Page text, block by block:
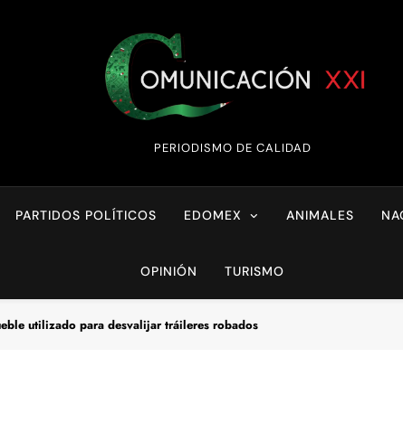
Comunicación
PERIODISMO DE CALIDAD
PARTIDOS POLÍTICOS EDOMEX ANIMALES
OPINIÓN TURISMO
utilizado para desvalijar tráileres robados